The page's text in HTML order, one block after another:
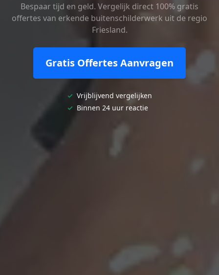
Bespaar tijd en geld. Vergelijk direct 100% gratis
offertes van erkende buitenschilderwerk uit de regio
Friesland.
Gratis Offertes Aanvragen
✓ Vrijblijvend vergelijken
✓ Binnen 24 uur reactie